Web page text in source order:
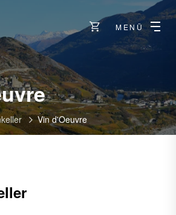
MENÜ
-
Leuk-
Susten
Vin d'Oeuvre